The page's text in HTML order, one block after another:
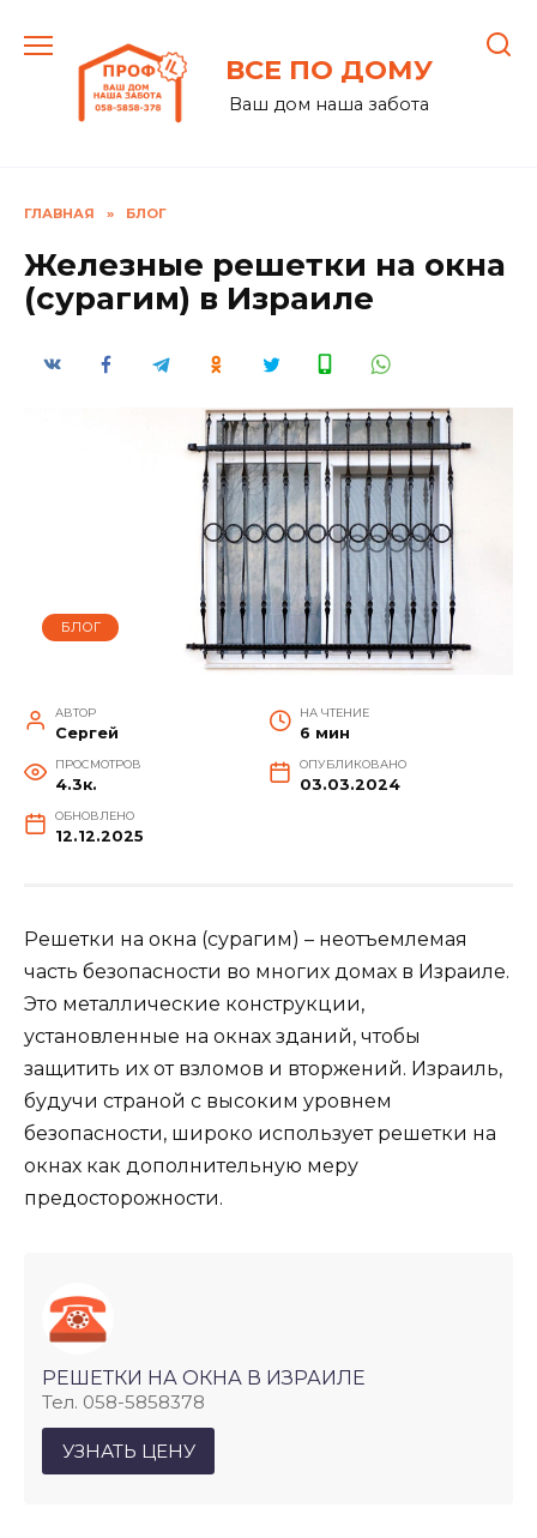
содержанию
ВСЕ ПО ДОМУ
Ваш дом наша забота
ГЛАВНАЯ » БЛОГ
Железные решетки на окна
(сурагим) в Израиле
БЛОГ
АВТОР
Сергей
НА ЧТЕНИЕ
6 мин
ПРОСМОТРОВ
4.3к.
ОПУБЛИКОВАНО
03.03.2024
ОБНОВЛЕНО
12.12.2025
Решетки на окна (сурагим) – неотъемлемая
часть безопасности во многих домах в Израиле.
Это металлические конструкции,
установленные на окнах зданий, чтобы
защитить их от взломов и вторжений. Израиль,
будучи страной с высоким уровнем
безопасности, широко использует решетки на
окнах как дополнительную меру
предосторожности.
РЕШЕТКИ НА ОКНА В ИЗРАИЛЕ
Тел. 058-5858378
УЗНАТЬ ЦЕНУ